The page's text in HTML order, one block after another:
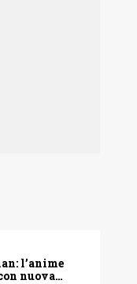
l’anime
nuova